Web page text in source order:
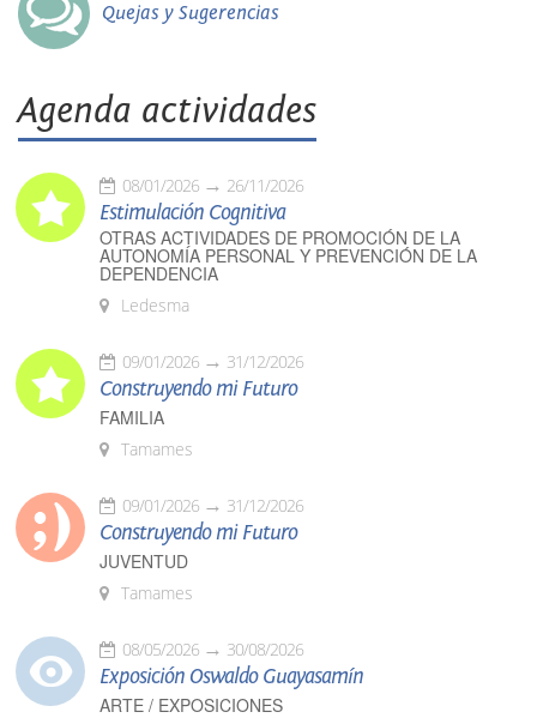
Quejas y Sugerencias
Agenda actividades
08/01/2026 26/11/2026
Estimulación Cognitiva
OTRAS ACTIVIDADES DE PROMOCIÓN DE LA
AUTONOMÍA PERSONAL Y PREVENCIÓN DE LA
DEPENDENCIA
Ledesma
09/01/2026 31/12/2026
Construyendo mi Futuro
FAMILIA
Tamames
09/01/2026 31/12/2026
Construyendo mi Futuro
JUVENTUD
Tamames
08/05/2026 30/08/2026
Exposición Oswaldo Guayasamín
ARTE / EXPOSICIONES